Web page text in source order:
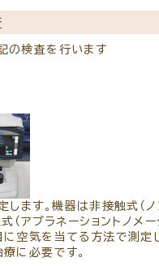
の検査を行います
します。機器は非接触式（ノ
（アプラネーショントノメー
空気を当てる方法で測定し
に必要です。